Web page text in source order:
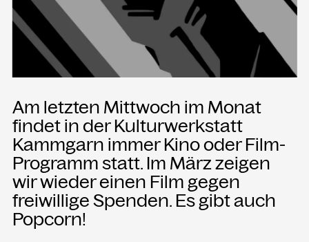
KONTAKT
Kammgarn Kulturwerkstatt
Spinnereistraße 10
6971 Hard am Bodensee
Büro Öffnungszeiten:
Mo-Fr von 9-12
+43 5574 82731
office@kammgarn.at
Am letzten Mittwoch im Monat
findet in der Kulturwerkstatt
Kammgarn immer Kino oder Film-
Programm statt. Im März zeigen
wir wieder einen Film gegen
freiwillige Spenden. Es gibt auch
Popcorn!